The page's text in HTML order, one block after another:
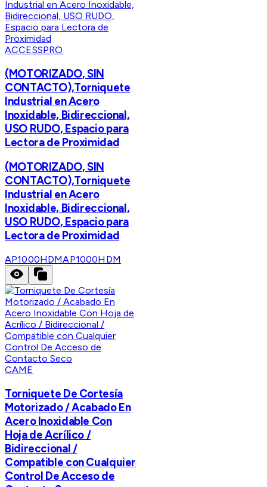
ACCESSPRO
(MOTORIZADO, SIN
CONTACTO),Torniquete
Industrial en Acero
Inoxidable, Bidireccional,
USO RUDO, Espacio para
Lectora de Proximidad
(MOTORIZADO, SIN
CONTACTO),Torniquete
Industrial en Acero
Inoxidable, Bidireccional,
USO RUDO, Espacio para
Lectora de Proximidad
AP1000HDMAP1000HDM
CAME
Torniquete De Cortesía
Motorizado / Acabado En
Acero Inoxidable Con
Hoja de Acrílico /
Bidireccional /
Compatible con Cualquier
Control De Acceso de